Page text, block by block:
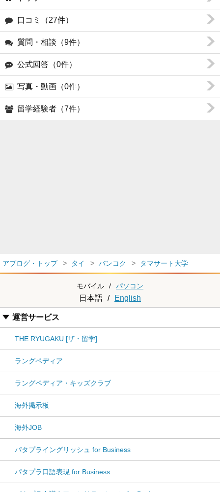
口コミ（27件）
質問・相談（9件）
公式回答（0件）
写真・動画（0件）
留学経験者（7件）
アブログ・トップ タイ バンコク タマサート大学
モバイル / パソコン
日本語 / English
運営サービス
THE RYUGAKU [ザ・留学]
ラングペディア
ラングペディア・キッズクラブ
海外掲示板
海外JOB
パタプライングリッシュ for Business
パタプラ口語表現 for Business